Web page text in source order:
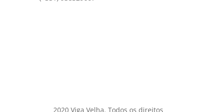
2020 Viga Velha. Todos os direitos